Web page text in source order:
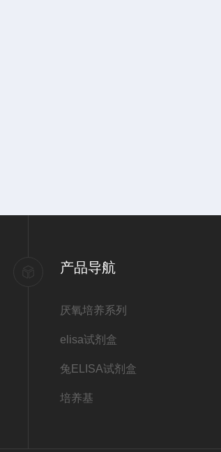
产品导航
厌氧培养系列
elisa试剂盒
兔ELISA试剂盒
培养基